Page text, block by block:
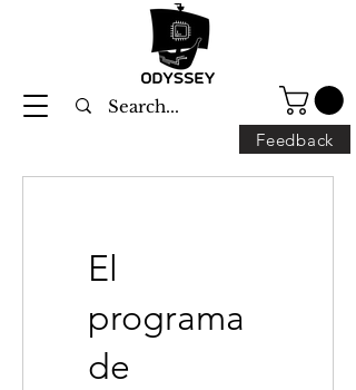
Feedback
El
programa
de